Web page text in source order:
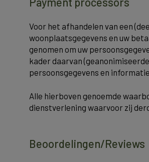
Voor het afhandelen van een
woonplaatsgegevens en uw
genomen om uw
kader daarvan
persoonsgegevens en
Alle hierboven genoemde
dienstverlening waarvoor zij
Beoordelingen/Reviews